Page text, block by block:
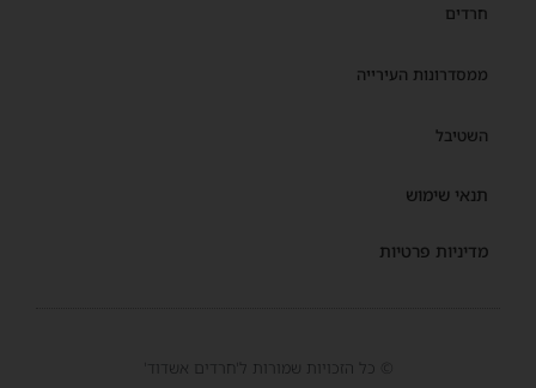
חרדים
ממסדרונות העירייה
השטיבל
תנאי שימוש
מדיניות פרטיות
© כל הזכויות שמורות ל'חרדים אשדוד'